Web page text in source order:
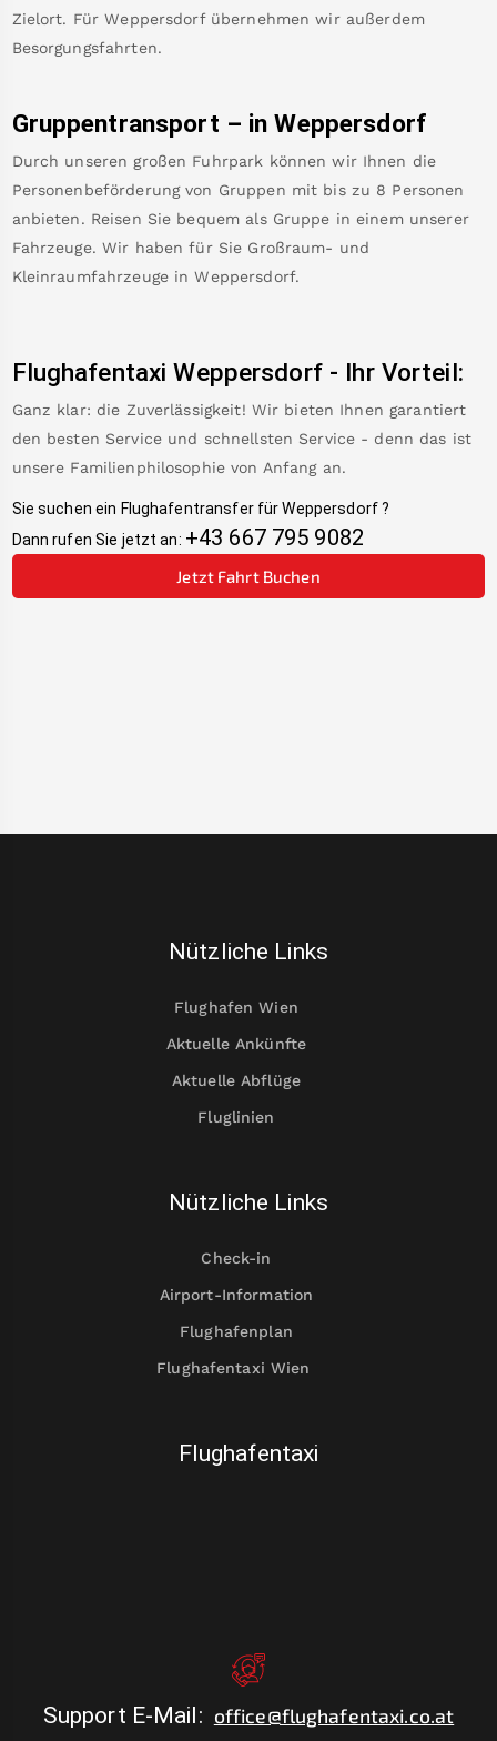
Zielort. Für Weppersdorf übernehmen wir außerdem
Besorgungsfahrten.
Gruppentransport – in Weppersdorf
Durch unseren großen Fuhrpark können wir Ihnen die
Personenbeförderung von Gruppen mit bis zu 8 Personen
anbieten. Reisen Sie bequem als Gruppe in einem unserer
Fahrzeuge. Wir haben für Sie Großraum- und
Kleinraumfahrzeuge in Weppersdorf.
Flughafentaxi Weppersdorf- Ihr Vorteil:
Ganz klar: die Zuverlässigkeit! Wir bieten Ihnen garantiert
den besten Service und schnellsten Service - denn das ist
unsere Familienphilosophie von Anfang an.
Sie suchen ein Flughafentransfer für Weppersdorf?
Dann rufen Sie jetzt an: +43 667 795 9082
Jetzt Fahrt Buchen
Nützliche Links
Flughafen Wien
Aktuelle Ankünfte
Aktuelle Abflüge
Fluglinien
Nützliche Links
Check-in
Airport-Information
Flughafenplan
Flughafentaxi Wien
Flughafentaxi
Support E-Mail: office@flughafentaxi.co.at